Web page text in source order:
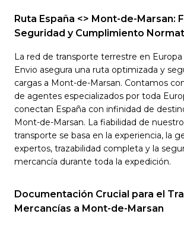
Ruta España <> Mont-de-Marsan:
Seguridad y Cumplimiento
La red de transporte terrestre en
Envio asegura una ruta optimizada y
cargas a Mont-de-Marsan. Contamos
de agentes especializados por toda
conectan España con infinidad de
Mont-de-Marsan. La fiabilidad de
transporte se basa en la experiencia, la
expertos, trazabilidad completa y la
mercancía durante toda la expedición.
Documentación Crucial para el
Mercancías a Mont-de-Marsan